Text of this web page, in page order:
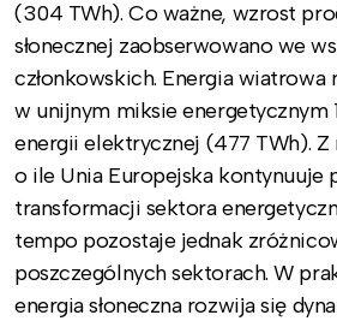
(304 TWh). Co ważne, wzrost
słonecznej zaobserwowano we
członkowskich. Energia wiatrowa
w unijnym miksie energetycznym
energii elektrycznej (477 TWh).
o ile Unia Europejska kontynuuje
transformacji sektora
tempo pozostaje jednak
poszczególnych sektorach. W
energia słoneczna rozwija się